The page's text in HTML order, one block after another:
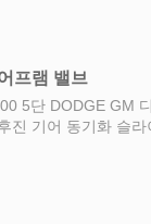
프램 밸브
5단 DODGE GM
진 기어 동기화 슬라